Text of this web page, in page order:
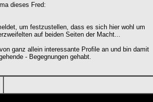
dieses Fred:
um festzustellen, dass es sich hier wohl um
auf beiden Seiten der Macht...
ganz allein interessante Profile an und bin damit
- Begegnungen gehabt.